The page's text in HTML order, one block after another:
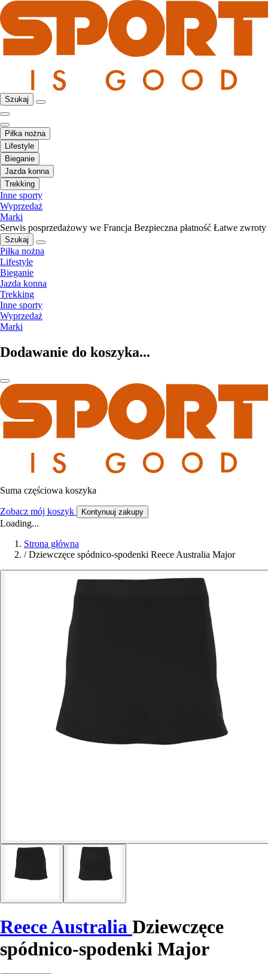
Szukaj
Piłka nożna
Lifestyle
Bieganie
Jazda konna
Trekking
Inne sporty
Wyprzedaż
Marki
Serwis posprzedażowy we Francja Bezpieczna płatność Łatwe zwroty
Szukaj
Piłka nożna
Lifestyle
Bieganie
Jazda konna
Trekking
Inne sporty
Wyprzedaż
Marki
Dodawanie do koszyka...
Suma częściowa koszyka
Zobacz mój koszyk Kontynuuj zakupy
Loading...
Strona główna
/ Dziewczęce spódnico-spodenki Reece Australia Major
Reece Australia Dziewczęce
spódnico-spodenki Major